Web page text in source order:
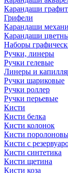
Карандаши
Грифели
Карандаши
Карандаши
Наборы
Ручки, линеры
Ручки гелевые
Линеры и
Ручки шариковые
Ручки роллер
Ручки перьевые
Кисти
Кисти белка
Кисти колонок
Кисти
Кисти с
Кисти синтетика
Кисти щетина
Кисти коза